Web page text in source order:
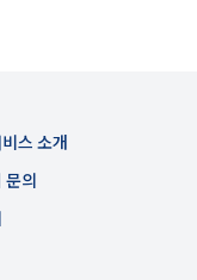
을 개정할 경우에는
터 적용일자 전일
메일
문의
스 소개